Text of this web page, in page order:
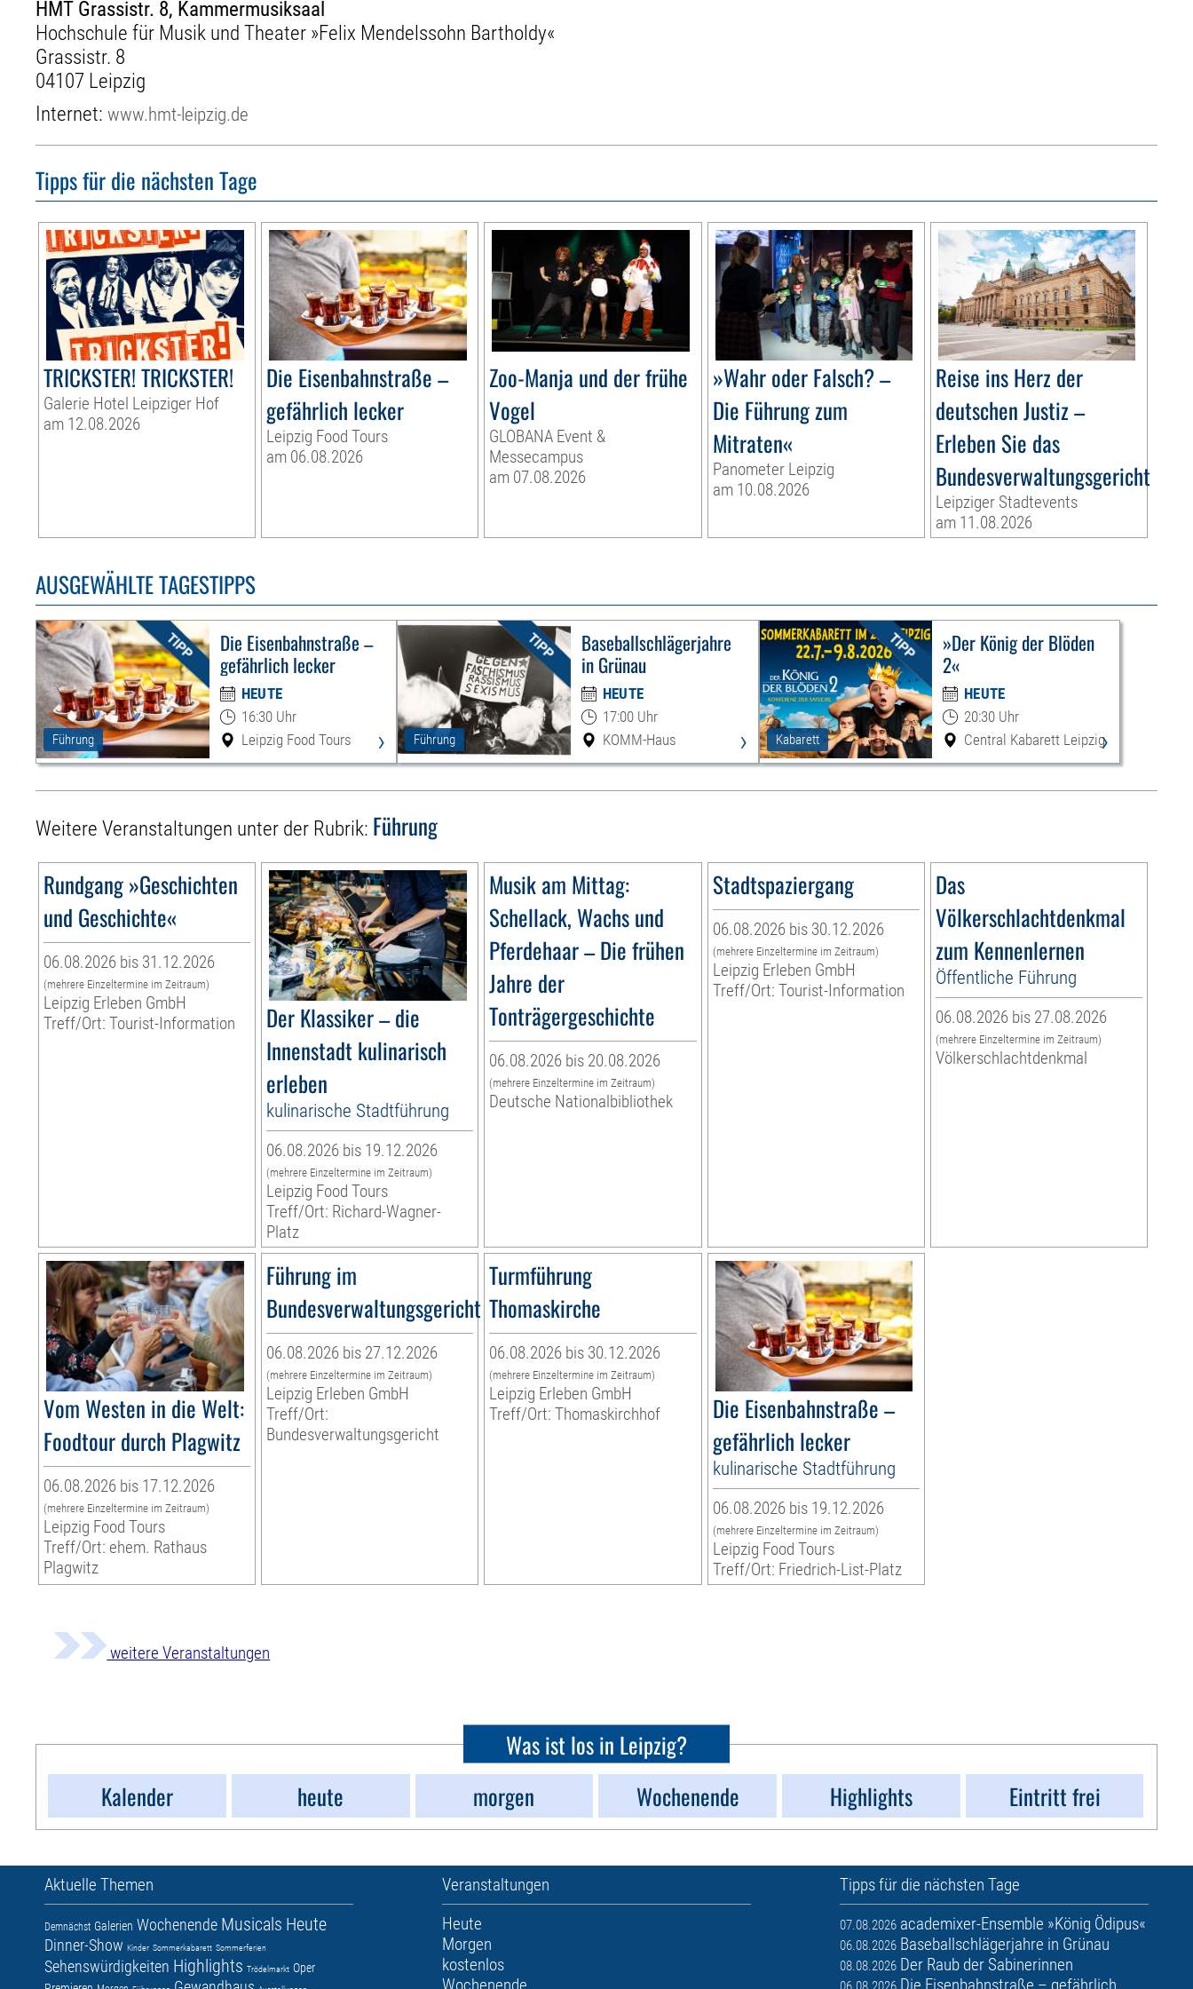
HMT Grassistr. 8, Kammermusiksaal
Hochschule für Musik und Theater »Felix Mendelssohn Bartholdy«
Grassistr. 8
04107 Leipzig
Internet:www.hmt-leipzig.de
Tipps für die nächsten Tage
TRICKSTER! TRICKSTER!
Galerie Hotel Leipziger Hof
am 12.08.2026
Die Eisenbahnstraße –
gefährlich lecker
Leipzig Food Tours
am 06.08.2026
Zoo-Manja und der frühe
Vogel
GLOBANA Event &
Messecampus
am 07.08.2026
»Wahr oder Falsch? –
Die Führung zum
Mitraten«
Panometer Leipzig
am 10.08.2026
Reise ins Herz der
deutschen Justiz –
Erleben Sie das
Bundesverwaltungsgericht
Leipziger Stadtevents
am 11.08.2026
AUSGEWÄHLTE TAGESTIPPS
Führung
Die Eisenbahnstraße –
gefährlich lecker
HEUTE
16:30 Uhr
Leipzig Food Tours
› Führung
Baseballschlägerjahre
in Grünau
HEUTE
17:00 Uhr
KOMM-Haus
› Kabarett
»Der König der Blöden
2«
HEUTE
20:30 Uhr
Central Kabarett Leipzig›
Weitere Veranstaltungen unter der Rubrik: Führung
Rundgang »Geschichten
und Geschichte«
06.08.2026 bis 31.12.2026
(mehrere Einzeltermine im Zeitraum)
Leipzig Erleben GmbH
Treff/Ort: Tourist-Information
Der Klassiker – die
Innenstadt kulinarisch
erleben
kulinarische Stadtführung
06.08.2026 bis 19.12.2026
(mehrere Einzeltermine im Zeitraum)
Leipzig Food Tours
Treff/Ort: Richard-Wagner-
Platz
Musik am Mittag:
Schellack, Wachs und
Pferdehaar – Die frühen
Jahre der
Tonträgergeschichte
06.08.2026 bis 20.08.2026
(mehrere Einzeltermine im Zeitraum)
Deutsche Nationalbibliothek
Stadtspaziergang
06.08.2026 bis 30.12.2026
(mehrere Einzeltermine im Zeitraum)
Leipzig Erleben GmbH
Treff/Ort: Tourist-Information
Das
Völkerschlachtdenkmal
zum Kennenlernen
Öffentliche Führung
06.08.2026 bis 27.08.2026
(mehrere Einzeltermine im Zeitraum)
Völkerschlachtdenkmal
Vom Westen in die Welt:
Foodtour durch Plagwitz
06.08.2026 bis 17.12.2026
(mehrere Einzeltermine im Zeitraum)
Leipzig Food Tours
Treff/Ort: ehem. Rathaus
Plagwitz
Führung im
Bundesverwaltungsgericht
06.08.2026 bis 27.12.2026
(mehrere Einzeltermine im Zeitraum)
Leipzig Erleben GmbH
Treff/Ort:
Bundesverwaltungsgericht
Turmführung
Thomaskirche
06.08.2026 bis 30.12.2026
(mehrere Einzeltermine im Zeitraum)
Leipzig Erleben GmbH
Treff/Ort: Thomaskirchhof
Die Eisenbahnstraße –
gefährlich lecker
kulinarische Stadtführung
06.08.2026 bis 19.12.2026
(mehrere Einzeltermine im Zeitraum)
Leipzig Food Tours
Treff/Ort: Friedrich-List-Platz
weitere Veranstaltungen
Was ist los in Leipzig?
Kalender
heute morgen Wochenende Highlights Eintritt frei
Aktuelle Themen
Demnächst Galerien Wochenende Musicals Heute
Dinner-Show Kinder Sommerkabarett Sommerferien
Sehenswürdigkeiten Highlights Trödelmarkt Oper
Veranstaltungen
Heute
Morgen
kostenlos
Tipps für die nächsten Tage
07.08.2026 academixer-Ensemble »König Ödipus«
06.08.2026 Baseballschlägerjahre in Grünau
08.08.2026 Der Raub der Sabinerinnen